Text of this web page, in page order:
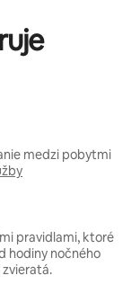
medzi pobytmi
pravidlami, ktoré
hodiny nočného